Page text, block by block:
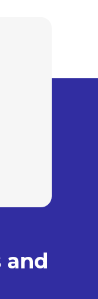
and